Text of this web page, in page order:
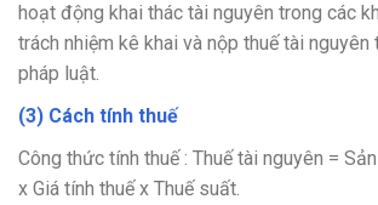
hoạt động khai thác tài nguyên trong các
trách nhiệm kê khai và nộp thuế tài
pháp luật.
(3) Cách tính thuế
Công thức tính thuế : Thuế tài nguyên =
x Giá tính thuế x Thuế suất.